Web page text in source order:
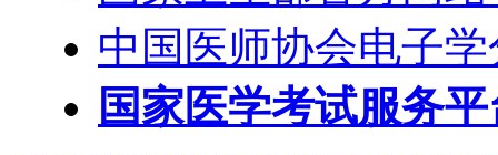
中国医师协会电子
国家医学考试服务